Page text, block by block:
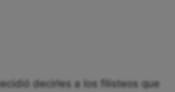
decirles a los filisteos que